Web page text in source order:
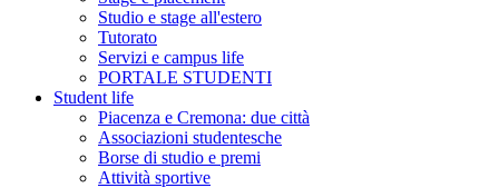
Studio e stage all'estero
Tutorato
Servizi e campus life
PORTALE STUDENTI
Student life
Piacenza e Cremona: due città
Associazioni studentesche
Borse di studio e premi
Attività sportive